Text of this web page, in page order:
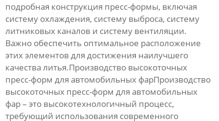
подробная конструкция пресс-формы, включая
систему охлаждения, систему выброса, систему
литниковых каналов и систему вентиляции.
Важно обеспечить оптимальное расположение
этих элементов для достижения наилучшего
качества литья.Производство высокоточных
пресс-форм для автомобильных фарПроизводство
высокоточных пресс-форм для автомобильных
фар– это высокотехнологичный процесс,
требующий использования современного